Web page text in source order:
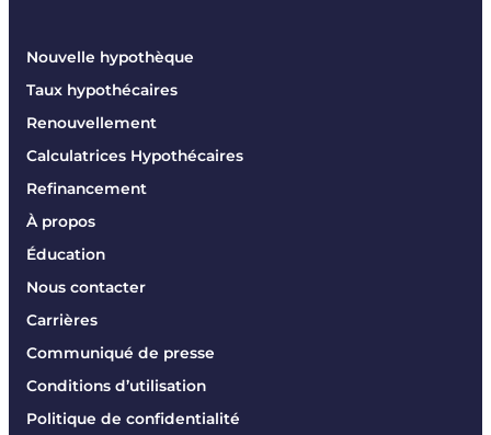
Nouvelle hypothèque
Taux hypothécaires
Renouvellement
Calculatrices Hypothécaires
Refinancement
À propos
Éducation
Nous contacter
Carrières
Communiqué de presse
Conditions d’utilisation
Politique de confidentialité